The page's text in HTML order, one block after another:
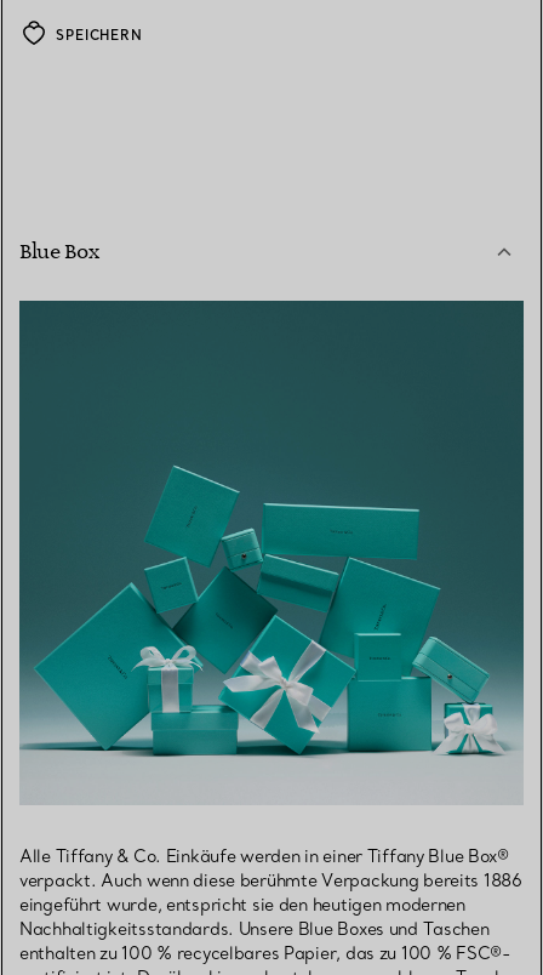
SPEICHERN
Blue Box
Alle Tiffany & Co. Einkäufe werden in einer Tiffany Blue Box®
verpackt. Auch wenn diese berühmte Verpackung bereits 1886
eingeführt wurde, entspricht sie den heutigen modernen
Nachhaltigkeitsstandards. Unsere Blue Boxes und Taschen
enthalten zu 100 % recycelbares Papier, das zu 100 % FSC®-